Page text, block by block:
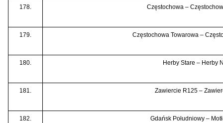
178. Częstochowa –
179. Częstochowa Towarowa –
180. Herby Stare – Herby
181. Zawiercie R125 –
182. Gdańsk Południowy –